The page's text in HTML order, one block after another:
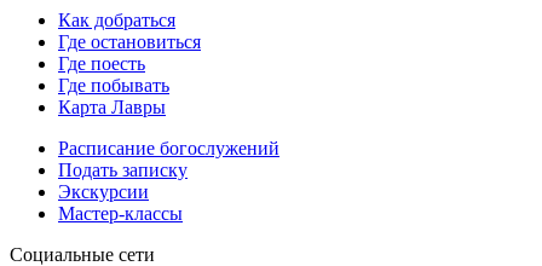
Как добраться
Где остановиться
Где поесть
Где побывать
Карта Лавры
Расписание богослужений
Подать записку
Экскурсии
Мастер-классы
Социальные сети